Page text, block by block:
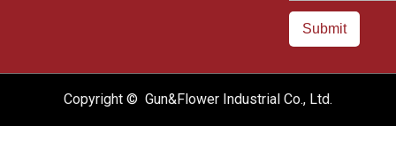
Submit
Copyright © Gun&Flower Industrial Co., Ltd.